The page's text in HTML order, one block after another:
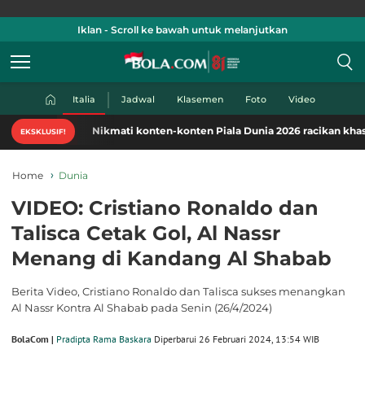
Iklan - Scroll ke bawah untuk melanjutkan
Italia Jadwal Klasemen Foto Video
EKSKLUSIF!Nikmati konten-konten Piala Dunia 2026 racikan khas
Home Dunia
VIDEO: Cristiano Ronaldo dan
Talisca Cetak Gol, Al Nassr
Menang di Kandang Al Shabab
Berita Video, Cristiano Ronaldo dan Talisca sukses menangkan
Al Nassr Kontra Al Shabab pada Senin (26/4/2024)
BolaCom | Pradipta Rama Baskara Diperbarui 26 Februari 2024, 13:54 WIB